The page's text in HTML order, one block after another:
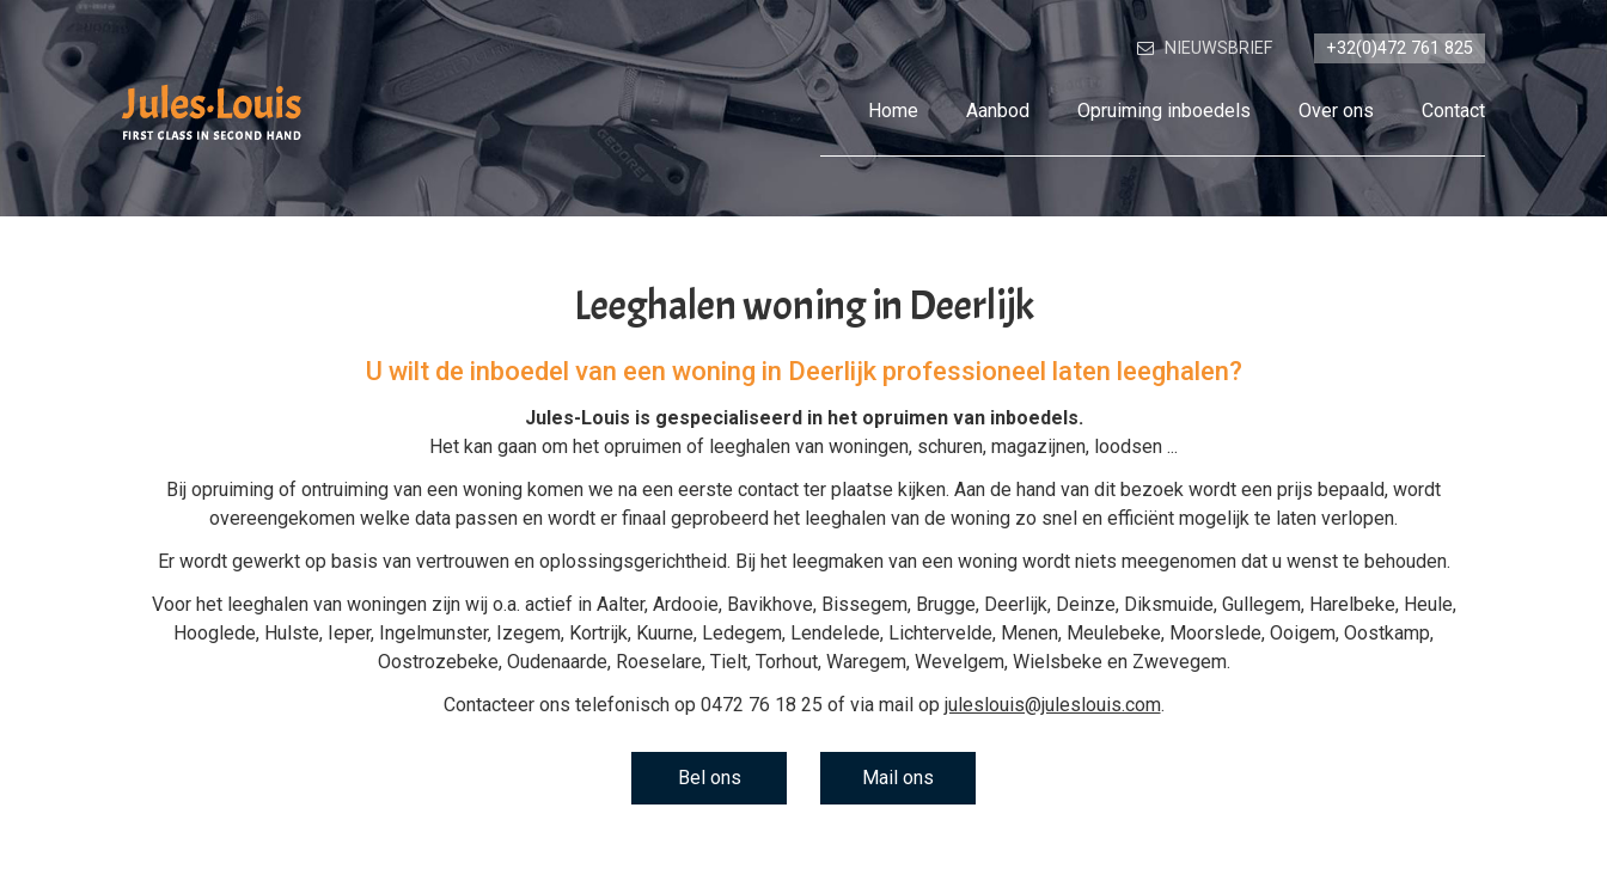
NIEUWSBRIEF +32(0)472 761 825
Home Aanbod Opruiming inboedels Over ons Contact
Leeghalen woning in Deerlijk
U wilt de inboedel van een woning in Deerlijk professioneel laten leeghalen?
Jules-Louis is gespecialiseerd in het opruimen van inboedels.
Het kan gaan om het opruimen of leeghalen van woningen, schuren, magazijnen, loodsen ...
Bij opruiming of ontruiming van een woning komen we na een eerste contact ter plaatse kijken. Aan de hand van dit bezoek wordt een prijs bepaald, wordt
overeengekomen welke data passen en wordt er finaal geprobeerd het leeghalen van de woning zo snel en efficiënt mogelijk te laten verlopen.
Er wordt gewerkt op basis van vertrouwen en oplossingsgerichtheid. Bij het leegmaken van een woningwordt niets meegenomen dat u wenst te behouden.
Voor het leeghalen van woningen zijn wij o.a. actief in Aalter, Ardooie, Bavikhove, Bissegem, Brugge, Deerlijk, Deinze, Diksmuide, Gullegem, Harelbeke, Heule,
Hooglede, Hulste, Ieper, Ingelmunster, Izegem, Kortrijk, Kuurne, Ledegem, Lendelede, Lichtervelde, Menen, Meulebeke, Moorslede, Ooigem, Oostkamp,
Oostrozebeke, Oudenaarde, Roeselare, Tielt, Torhout, Waregem, Wevelgem, Wielsbeke en Zwevegem.
Contacteer ons telefonisch op 0472 76 18 25 of via mail op juleslouis@juleslouis.com.
Bel ons Mail ons